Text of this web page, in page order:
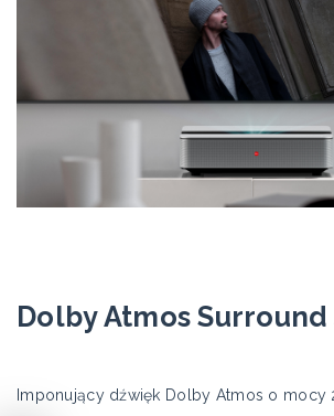
Dolby Atmos Surround
Imponujący dźwięk Dolby Atmos o mocy